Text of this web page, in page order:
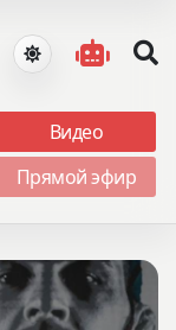
Видео
Прямой эфир